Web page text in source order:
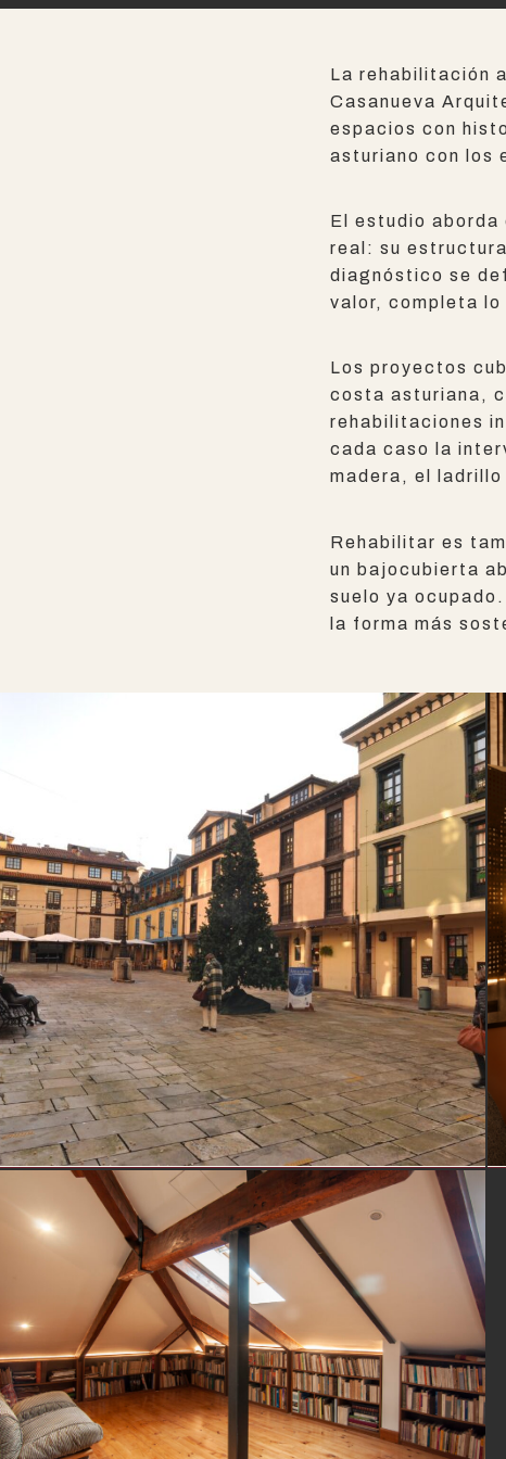
La rehabilitación
Casanueva
espacios con
asturiano con los
El estudio
real: su
diagnóstico se
valor, completa
Los proyectos
costa asturiana,
rehabilitaciones
cada caso la
madera, el
Rehabilitar es
un bajocubierta
suelo ya
la forma más
REHABILITACIÓN
Rehabilitación · Plaza del Fontán · Oviedo,
Plaza del Fontán, Oviedo, Asturias